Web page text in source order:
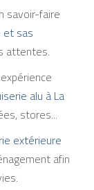
savoir-faire
sas
attentes.
alu à La
stores...
extérieure
afin